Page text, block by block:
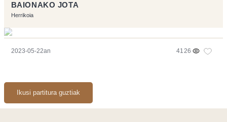
BAIONAKO JOTA
Herrikoia
2023-05-22an 4126
Ikusi partitura guztiak